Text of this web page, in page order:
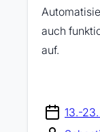
auch
auf.
13.-